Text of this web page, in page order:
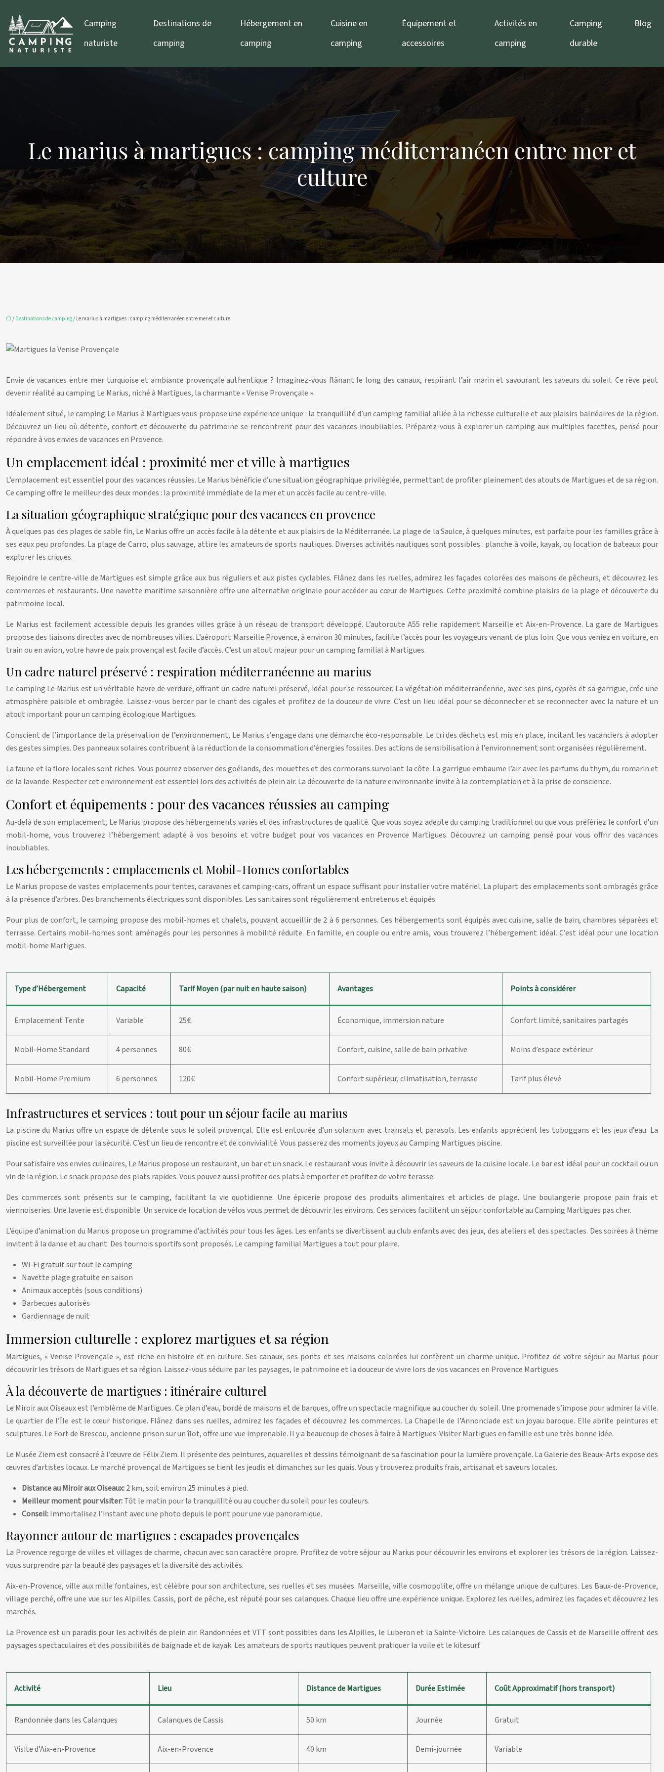
Camping
naturiste
Destinations de
camping
Hébergement en
camping
Cuisine en
camping
Équipement et
accessoires
Activités en
camping
Camping
durable
Blog
Le marius à martigues : camping méditerranéen entre mer et
culture
/ Destinations de camping/ Le marius à martigues : camping méditerranéen entre mer et culture
Envie de vacances entre mer turquoise et ambiance provençale authentique ? Imaginez-vous flânant le long des canaux, respirant l’air marin et savourant les saveurs du soleil. Ce rêve peut
devenir réalité au camping Le Marius, niché à Martigues, la charmante « Venise Provençale ».
Idéalement situé, le camping Le Marius à Martigues vous propose une expérience unique : la tranquillité d’un camping familial alliée à la richesse culturelle et aux plaisirs balnéaires de la région.
Découvrez un lieu où détente, confort et découverte du patrimoine se rencontrent pour des vacances inoubliables. Préparez-vous à explorer un camping aux multiples facettes, pensé pour
répondre à vos envies de vacances en Provence.
Un emplacement idéal : proximité mer et ville à martigues
L’emplacement est essentiel pour des vacances réussies. Le Marius bénéficie d’une situation géographique privilégiée, permettant de profiter pleinement des atouts de Martigues et de sa région.
Ce camping offre le meilleur des deux mondes : la proximité immédiate de la mer et un accès facile au centre-ville.
La situation géographique stratégique pour des vacances en provence
À quelques pas des plages de sable fin, Le Marius offre un accès facile à la détente et aux plaisirs de la Méditerranée. La plage de la Saulce, à quelques minutes, est parfaite pour les familles grâce à
ses eaux peu profondes. La plage de Carro, plus sauvage, attire les amateurs de sports nautiques. Diverses activités nautiques sont possibles : planche à voile, kayak, ou location de bateaux pour
explorer les criques.
Rejoindre le centre-ville de Martigues est simple grâce aux bus réguliers et aux pistes cyclables. Flânez dans les ruelles, admirez les façades colorées des maisons de pêcheurs, et découvrez les
commerces et restaurants. Une navette maritime saisonnière offre une alternative originale pour accéder au cœur de Martigues. Cette proximité combine plaisirs de la plage et découverte du
patrimoine local.
Le Marius est facilement accessible depuis les grandes villes grâce à un réseau de transport développé. L’autoroute A55 relie rapidement Marseille et Aix-en-Provence. La gare de Martigues
propose des liaisons directes avec de nombreuses villes. L’aéroport Marseille Provence, à environ 30 minutes, facilite l’accès pour les voyageurs venant de plus loin. Que vous veniez en voiture, en
train ou en avion, votre havre de paix provençal est facile d’accès. C’est un atout majeur pour un camping familial à Martigues.
Un cadre naturel préservé : respiration méditerranéenne au marius
Le camping Le Marius est un véritable havre de verdure, offrant un cadre naturel préservé, idéal pour se ressourcer. La végétation méditerranéenne, avec ses pins, cyprès et sa garrigue, crée une
atmosphère paisible et ombragée. Laissez-vous bercer par le chant des cigales et profitez de la douceur de vivre. C’est un lieu idéal pour se déconnecter et se reconnecter avec la nature et un
atout important pour un camping écologique Martigues.
Conscient de l’importance de la préservation de l’environnement, Le Marius s’engage dans une démarche éco-responsable. Le tri des déchets est mis en place, incitant les vacanciers à adopter
des gestes simples. Des panneaux solaires contribuent à la réduction de la consommation d’énergies fossiles. Des actions de sensibilisation à l’environnement sont organisées régulièrement.
La faune et la flore locales sont riches. Vous pourrez observer des goélands, des mouettes et des cormorans survolant la côte. La garrigue embaume l’air avec les parfums du thym, du romarin et
de la lavande. Respecter cet environnement est essentiel lors des activités de plein air. La découverte de la nature environnante invite à la contemplation et à la prise de conscience.
Confort et équipements : pour des vacances réussies au camping
Au-delà de son emplacement, Le Marius propose des hébergements variés et des infrastructures de qualité. Que vous soyez adepte du camping traditionnel ou que vous préfériez le confort d’un
mobil-home, vous trouverez l’hébergement adapté à vos besoins et votre budget pour vos vacances en Provence Martigues. Découvrez un camping pensé pour vous offrir des vacances
inoubliables.
Les hébergements : emplacements et Mobil-Homes confortables
Le Marius propose de vastes emplacements pour tentes, caravanes et camping-cars, offrant un espace suffisant pour installer votre matériel. La plupart des emplacements sont ombragés grâce
à la présence d’arbres. Des branchements électriques sont disponibles. Les sanitaires sont régulièrement entretenus et équipés.
Pour plus de confort, le camping propose des mobil-homes et chalets, pouvant accueillir de 2 à 6 personnes. Ces hébergements sont équipés avec cuisine, salle de bain, chambres séparées et
terrasse. Certains mobil-homes sont aménagés pour les personnes à mobilité réduite. En famille, en couple ou entre amis, vous trouverez l’hébergement idéal. C’est idéal pour une location
mobil-home Martigues.
Type d’Hébergement Capacité Tarif Moyen (par nuit en haute saison) Avantages Points à considérer
Emplacement Tente Variable 25€ Économique, immersion nature Confort limité, sanitaires partagés
Mobil-Home Standard 4 personnes 80€ Confort, cuisine, salle de bain privative Moins d’espace extérieur
Mobil-Home Premium 6 personnes 120€ Confort supérieur, climatisation, terrasse Tarif plus élevé
Infrastructures et services : tout pour un séjour facile au marius
La piscine du Marius offre un espace de détente sous le soleil provençal. Elle est entourée d’un solarium avec transats et parasols. Les enfants apprécient les toboggans et les jeux d’eau. La
piscine est surveillée pour la sécurité. C’est un lieu de rencontre et de convivialité. Vous passerez des moments joyeux au Camping Martigues piscine.
Pour satisfaire vos envies culinaires, Le Marius propose un restaurant, un bar et un snack. Le restaurant vous invite à découvrir les saveurs de la cuisine locale. Le bar est idéal pour un cocktail ou un
vin de la région. Le snack propose des plats rapides. Vous pouvez aussi profiter des plats à emporter et profitez de votre terasse.
Des commerces sont présents sur le camping, facilitant la vie quotidienne. Une épicerie propose des produits alimentaires et articles de plage. Une boulangerie propose pain frais et
viennoiseries. Une laverie est disponible. Un service de location de vélos vous permet de découvrir les environs. Ces services facilitent un séjour confortable au Camping Martigues pas cher.
L’équipe d’animation du Marius propose un programme d’activités pour tous les âges. Les enfants se divertissent au club enfants avec des jeux, des ateliers et des spectacles. Des soirées à thème
invitent à la danse et au chant. Des tournois sportifs sont proposés. Le camping familial Martigues a tout pour plaire.
Wi-Fi gratuit sur tout le camping
Navette plage gratuite en saison
Animaux acceptés (sous conditions)
Barbecues autorisés
Gardiennage de nuit
Immersion culturelle : explorez martigues et sa région
Martigues, « Venise Provençale », est riche en histoire et en culture. Ses canaux, ses ponts et ses maisons colorées lui confèrent un charme unique. Profitez de votre séjour au Marius pour
découvrir les trésors de Martigues et sa région. Laissez-vous séduire par les paysages, le patrimoine et la douceur de vivre lors de vos vacances en Provence Martigues.
À la découverte de martigues : itinéraire culturel
Le Miroir aux Oiseaux est l’emblème de Martigues. Ce plan d’eau, bordé de maisons et de barques, offre un spectacle magnifique au coucher du soleil. Une promenade s’impose pour admirer la ville.
Le quartier de l’Île est le cœur historique. Flânez dans ses ruelles, admirez les façades et découvrez les commerces. La Chapelle de l’Annonciade est un joyau baroque. Elle abrite peintures et
sculptures. Le Fort de Brescou, ancienne prison sur un îlot, offre une vue imprenable. Il y a beaucoup de choses à faire à Martigues. Visiter Martigues en famille est une très bonne idée.
Le Musée Ziem est consacré à l’œuvre de Félix Ziem. Il présente des peintures, aquarelles et dessins témoignant de sa fascination pour la lumière provençale. La Galerie des Beaux-Arts expose des
œuvres d’artistes locaux. Le marché provençal de Martigues se tient les jeudis et dimanches sur les quais. Vous y trouverez produits frais, artisanat et saveurs locales.
Distance au Miroir aux Oiseaux:2 km, soit environ 25 minutes à pied.
Meilleur moment pour visiter:Tôt le matin pour la tranquillité ou au coucher du soleil pour les couleurs.
Conseil:Immortalisez l’instant avec une photo depuis le pont pour une vue panoramique.
Rayonner autour de martigues : escapades provençales
La Provence regorge de villes et villages de charme, chacun avec son caractère propre. Profitez de votre séjour au Marius pour découvrir les environs et explorer les trésors de la région. Laissez-
vous surprendre par la beauté des paysages et la diversité des activités.
Aix-en-Provence, ville aux mille fontaines, est célèbre pour son architecture, ses ruelles et ses musées. Marseille, ville cosmopolite, offre un mélange unique de cultures. Les Baux-de-Provence,
village perché, offre une vue sur les Alpilles. Cassis, port de pêche, est réputé pour ses calanques. Chaque lieu offre une expérience unique. Explorez les ruelles, admirez les façades et découvrez les
marchés.
La Provence est un paradis pour les activités de plein air. Randonnées et VTT sont possibles dans les Alpilles, le Luberon et la Sainte-Victoire. Les calanques de Cassis et de Marseille offrent des
paysages spectaculaires et des possibilités de baignade et de kayak. Les amateurs de sports nautiques peuvent pratiquer la voile et le kitesurf.
Activité Lieu Distance de Martigues Durée Estimée Coût Approximatif (hors transport)
Randonnée dans les Calanques Calanques de Cassis 50 km Journée Gratuit
Visite d’Aix-en-Provence Aix-en-Provence 40 km Demi-journée Variable